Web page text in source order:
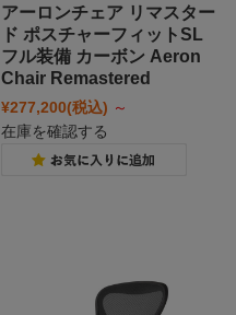
アーロンチェア リマスター
ド ポスチャーフィットSL
フル装備 カーボン Aeron
Chair Remastered
¥277,200(税込) ～
在庫を確認する